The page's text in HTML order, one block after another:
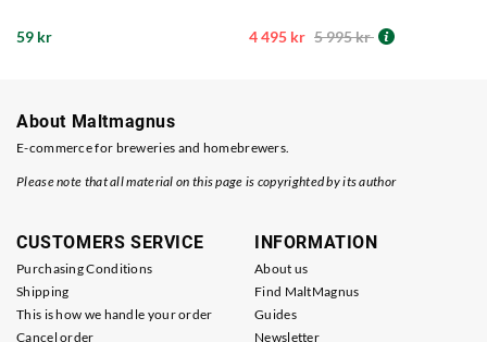
59 kr 4 495 kr 5 995 kr
About Maltmagnus
E-commerce for breweries and homebrewers.
Please note that all material on this page is copyrighted by its author
CUSTOMERS SERVICE
Purchasing Conditions
Shipping
This is how we handle your order
Cancel order
INFORMATION
About us
Find MaltMagnus
Guides
Newsletter